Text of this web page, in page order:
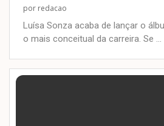
por redacao
Luísa Sonza acaba de lançar o
o mais conceitual da carreira. Se …